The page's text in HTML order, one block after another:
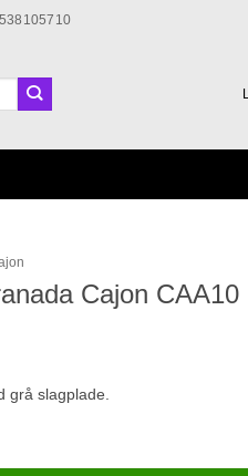
Cajon CAA10
grå slagplade.